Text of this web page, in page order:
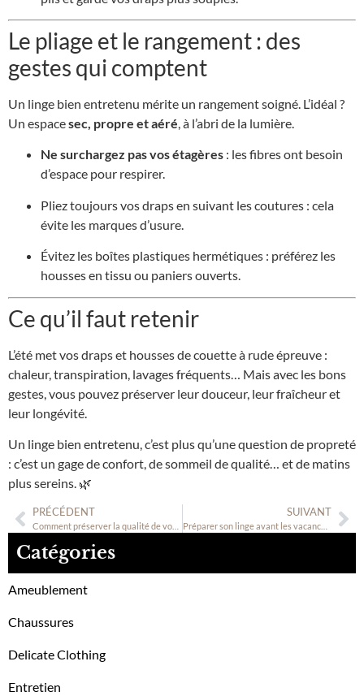
Le pliage et le rangement : des
gestes qui comptent
Un linge bien entretenu mérite un rangement soigné. L’idéal ?
Un espacesec, propre et aéré, à l’abri de la lumière.
Ne surchargez pas vos étagères : les fibres ont besoin
d’espace pour respirer.
Pliez toujours vos draps en suivant les coutures : cela
évite les marques d’usure.
Évitez les boîtes plastiques hermétiques : préférez les
housses en tissu ou paniers ouverts.
Ce qu’il faut retenir
L’été met vos draps et housses de couette à rude épreuve :
chaleur, transpiration, lavages fréquents… Mais avec les bons
gestes, vous pouvez préserver leur douceur, leur fraîcheur et
leur longévité.
Un linge bien entretenu, c’est plus qu’une question de propreté
: c’est un gage de confort, de sommeil de qualité… et de matins
plus sereins. 🌿
PRÉCÉDENT SUIVANT
Préparer son linge avant les vacances : les bons gestes
Catégories
Ameublement
Chaussures
Delicate Clothing
Entretien